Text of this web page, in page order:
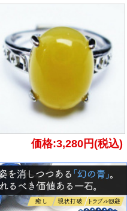
価格:3,280円(税込)